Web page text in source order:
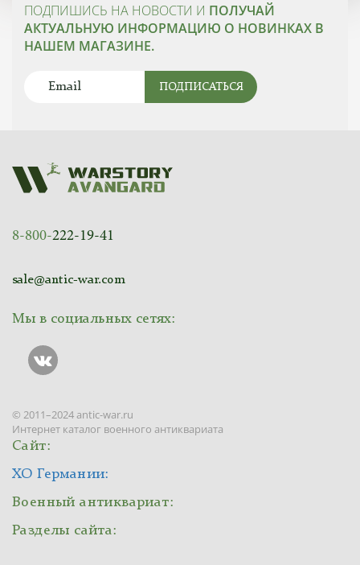
ПОДПИШИСЬ НА НОВОСТИ И ПОЛУЧАЙ
АКТУАЛЬНУЮ ИНФОРМАЦИЮ О НОВИНКАХ В
НАШЕМ МАГАЗИНЕ.
ПОДПИСАТЬСЯ
8-800-222-19-41
sale@antic-war.com
Мы в социальных сетях:
© 2011–2024 antic-war.ru
Интернет каталог военного антиквариата
Сайт:
ХО Германии:
Военный антиквариат:
Разделы сайта: